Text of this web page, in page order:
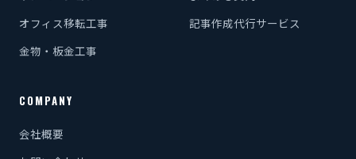
オフィス移転工事
金物・板金工事
記事作成代行サービス
COMPANY
会社概要